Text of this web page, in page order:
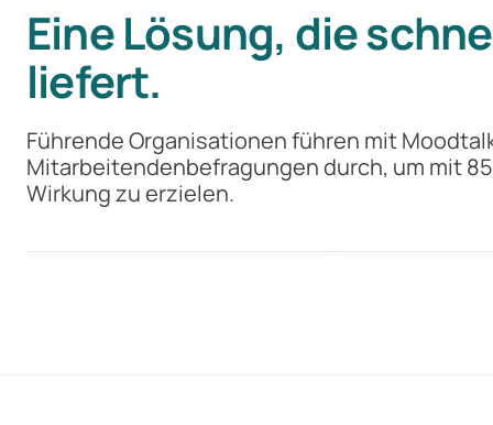
Eine Lösung, die
liefert.
Führende Organisationen führen mit
Mitarbeitendenbefragungen durch, um mit
Wirkung zu erzielen.
85 %
weniger Aufwand
+20 %